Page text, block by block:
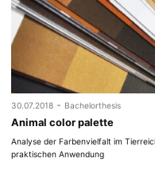
30.07.2018 - Bachelorthesis
Animal color palette
Analyse der Farbenvielfalt im
praktischen Anwendung